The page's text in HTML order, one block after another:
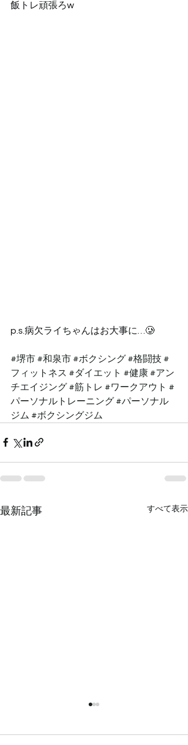
飯トレ頑張ろw
p.s.病欠ライちゃんはお大事に…🥲
#堺市 #和泉市 #ボクシング #格闘技 #
フィットネス #ダイエット #健康 #アン
チエイジング #筋トレ #ワークアウト #
パーソナルトレーニング #パーソナル
ジム #ボクシングジム
最新記事 すべて表示